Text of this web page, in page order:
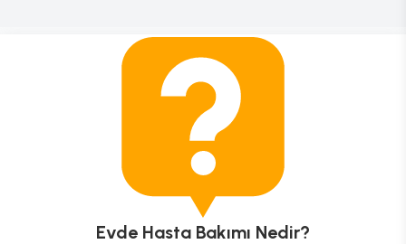
Evde Hasta Bakımı Nedir?